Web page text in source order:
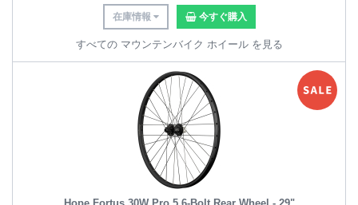
在庫情報 今すぐ購入
すべての マウンテンバイク ホイール を見る